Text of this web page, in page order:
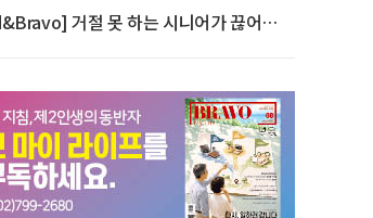
거절 못 하는 시니어가 끊어야